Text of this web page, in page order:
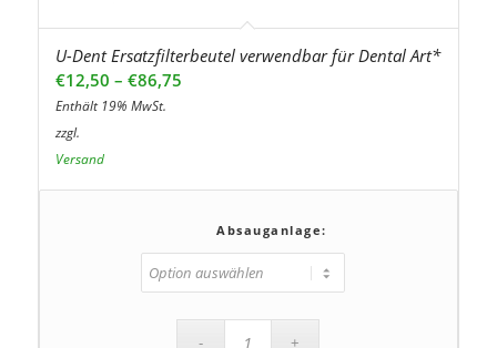
U-Dent Ersatzfilterbeutel verwendbar für Dental Art*
€12,50 – €86,75Preisspanne:
Enthält 19% MwSt.
zzgl.
Versand
Absauganlage: